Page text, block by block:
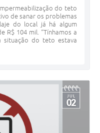
do teto
de sanar os problemas
do local já há algum
R$ 104 mil. “Tínhamos a
situação do teto estava
JUL
02